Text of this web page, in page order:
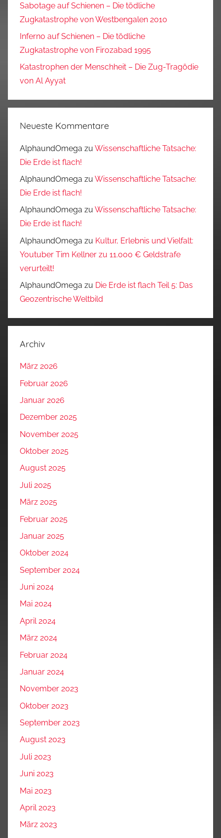
Sabotage auf Schienen – Die tödliche
Zugkatastrophe von Westbengalen 2010
Inferno auf Schienen – Die tödliche
Zugkatastrophe von Firozabad 1995
Katastrophen der Menschheit – Die Zug-Tragödie
von Al Ayyat
Neueste Kommentare
AlphaundOmega zu Wissenschaftliche Tatsache:
Die Erde ist flach!
AlphaundOmega zu Wissenschaftliche Tatsache:
Die Erde ist flach!
AlphaundOmega zu Wissenschaftliche Tatsache:
Die Erde ist flach!
AlphaundOmega zu Kultur, Erlebnis und Vielfalt:
Youtuber Tim Kellner zu 11.000 € Geldstrafe
verurteilt!
AlphaundOmega zu Die Erde ist flach Teil 5: Das
Geozentrische Weltbild
Archiv
März 2026
Februar 2026
Januar 2026
Dezember 2025
November 2025
Oktober 2025
August 2025
Juli 2025
März 2025
Februar 2025
Januar 2025
Oktober 2024
September 2024
Juni 2024
Mai 2024
April 2024
März 2024
Februar 2024
Januar 2024
November 2023
Oktober 2023
September 2023
August 2023
Juli 2023
Juni 2023
Mai 2023
April 2023
März 2023